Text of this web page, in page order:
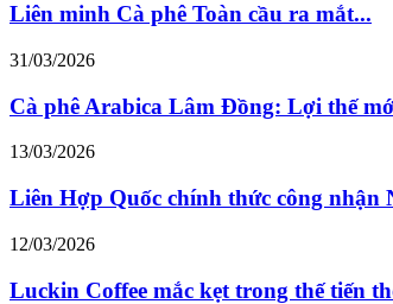
Liên minh Cà phê Toàn cầu ra mắt...
31/03/2026
Cà phê Arabica Lâm Đồng: Lợi thế
13/03/2026
Liên Hợp Quốc chính thức công nhận
12/03/2026
Luckin Coffee mắc kẹt trong thế tiến